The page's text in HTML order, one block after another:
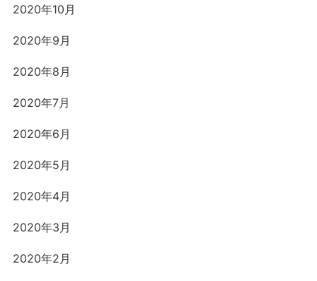
2020年10月
2020年9月
2020年8月
2020年7月
2020年6月
2020年5月
2020年4月
2020年3月
2020年2月